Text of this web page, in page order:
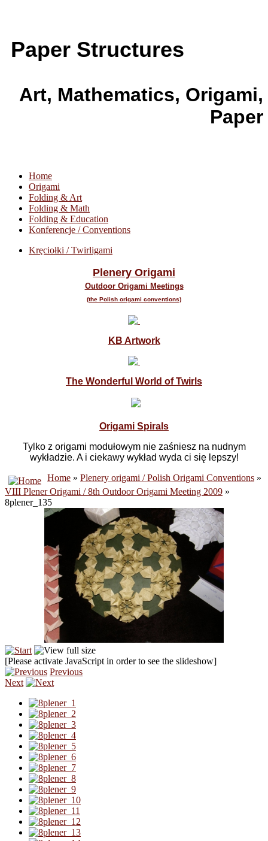
Paper Structures
Art, Mathematics, Origami,
Paper
Home
Origami
Folding & Art
Folding & Math
Folding & Education
Konferencje / Conventions
Kręciołki / Twirligami
Plenery Origami
Outdoor Origami Meetings
(the Polish origami conventions)
KB Artwork
The Wonderful World of Twirls
Origami Spirals
Tylko z origami modułowym nie zaśniesz na nudnym
wykładzie. A i ciekawy wykład wyda ci się lepszy!
Home » Plenery origami / Polish Origami Conventions »
VIII Plener Origami / 8th Outdoor Origami Meeting 2009 »
8plener_135
[Please activate JavaScript in order to see the slideshow]
Previous
Next